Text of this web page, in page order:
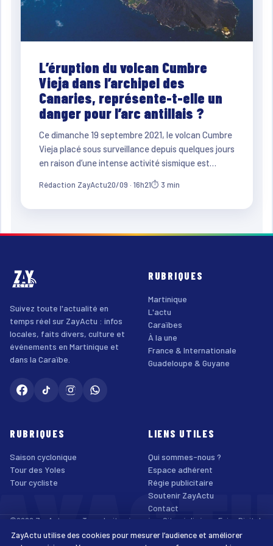
L’éruption du volcan Cumbre
Vieja dans l’archipel des
Canaries, représente-t-elle un
danger pour l’arc antillais ?
Ce dimanche 19 septembre 2021, le volcan Cumbre
Vieja placé sous surveillance depuis quelques jours
en raison d’une intense activité sismique est…
Rédaction ZayActu20/09 · 16h21⏱ 3 min
Suivez toute l'actualité en
temps réel sur ZayActu : infos
locales, faits divers, culture et
événements en Martinique et
dans la Caraïbe.
RUBRIQUES
Martinique
L'actu
Caraïbes
À la une
France & Internationale
Guadeloupe & Guyane
RUBRIQUES
Saison cyclonique
Tour des Yoles
Tour cycliste
LIENS UTILES
Qui sommes-nous ?
Espace adhérent
Régie publicitaire
Soutenir ZayActu
Contact
©2026 ZayActu.org. Tous droits réservés. · Site réalisé par Enjoy Digital
Agency
Mentions légales
Confidentialité Cookies Accessibilité
ZayActu utilise des cookies pour mesurer l’audience et améliorer